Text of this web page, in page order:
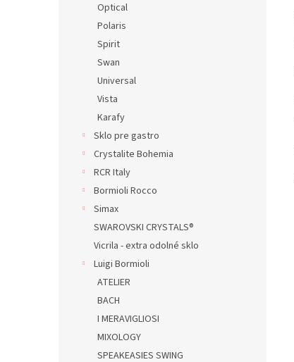
Optical
Polaris
Spirit
Swan
Universal
Vista
Karafy
Sklo pre gastro
Crystalite Bohemia
RCR Italy
Bormioli Rocco
Simax
SWAROVSKI CRYSTALS®
Vicrila - extra odolné sklo
Luigi Bormioli
ATELIER
BACH
I MERAVIGLIOSI
MIXOLOGY
SPEAKEASIES SWING